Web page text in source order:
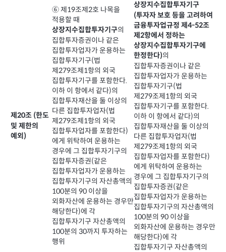
제20조 (한도
및 제한의
예외)
⑥ 제19조제2호 나목을
적용할 때
상장지수집합투자기구의
집합투자증권이나 같은
집합투자업자가 운용하는
집합투자기구(법
제279조제1항의 외국
집합투자기구를 포함한다.
이하 이 항에서 같다)의
집합투자재산을 둘 이상의
다른 집합투자업자(법
제279조제1항의 외국
집합투자업자를 포함한다)
에게 위탁하여 운용하는
경우에 그 집합투자기구의
집합투자증권(같은
집합투자업자가 운용하는
집합투자기구의 자산총액의
100분의 90 이상을
외화자산에 운용하는 경우만
해당한다)에 각
집합투자기구 자산총액의
100분의 30까지 투자하는
행위
상장지수집합투자기구
(투자자 보호 등을 고려하여
금융투자업규정 제4-52조
제2항에서 정하는
상장지수집합투자기구에
한정한다)의
집합투자증권이나 같은
집합투자업자가 운용하는
집합투자기구(법
제279조제1항의 외국
집합투자기구를 포함한다.
이하 이 항에서 같다)의
집합투자재산을 둘 이상의
다른 집합투자업자(법
제279조제1항의 외국
집합투자업자를 포함한다)
에게 위탁하여 운용하는
경우에 그 집합투자기구의
집합투자증권(같은
집합투자업자가 운용하는
집합투자기구의 자산총액의
100분의 90 이상을
외화자산에 운용하는 경우만
해당한다)에 각
집합투자기구 자산총액의